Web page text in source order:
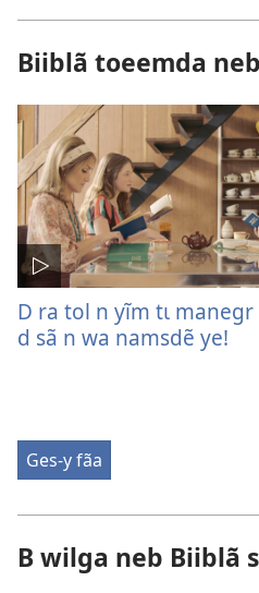
Biiblã toeemda
D ra tol n yĩm tɩ
d sã n wa namsdẽ ye!
Ges-y fãa
B wilga neb Biiblã